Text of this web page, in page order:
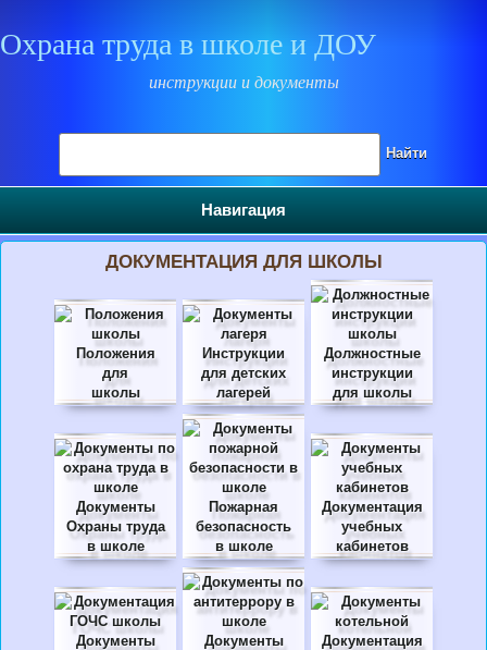
Охрана труда в школе и ДОУ
инструкции и документы
Навигация
ДОКУМЕНТАЦИЯ ДЛЯ ШКОЛЫ
Положения
для
школы
Инструкции
для детских
лагерей
Должностные
инструкции
для школы
Документы
Охраны труда
в школе
Пожарная
безопасность
в школе
Документация
учебных
кабинетов
Документы
Документы
Документация